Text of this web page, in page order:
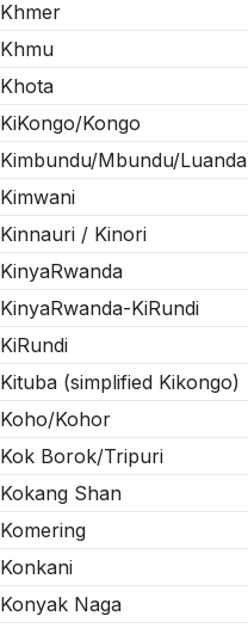
Khmer
Khmu
Khota
KiKongo/Kongo
Kimbundu/Mbundu/Luanda
Kimwani
Kinnauri / Kinori
KinyaRwanda
KinyaRwanda-KiRundi
KiRundi
Kituba (simplified Kikongo)
Koho/Kohor
Kok Borok/Tripuri
Kokang Shan
Komering
Konkani
Konyak Naga